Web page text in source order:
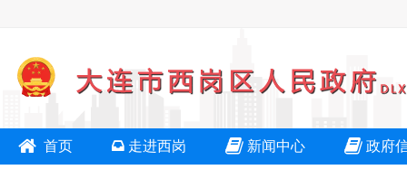
首页 走进西岗 新闻中心 政府